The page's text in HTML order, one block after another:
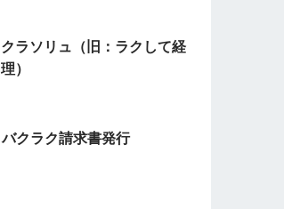
クラソリュ（旧：ラクして経
理）
バクラク請求書発行